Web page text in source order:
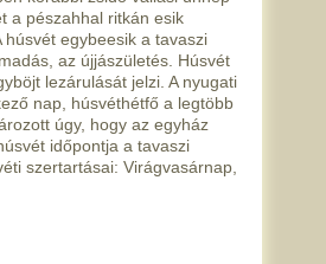
a pészahhal ritkán esik
egybeesik a tavaszi
az újjászületés. Húsvét
lezárulását jelzi. A nyugati
nap, húsvéthétfő a legtöbb
úgy, hogy az egyház
időpontja a tavaszi
szertartásai: Virágvasárnap,